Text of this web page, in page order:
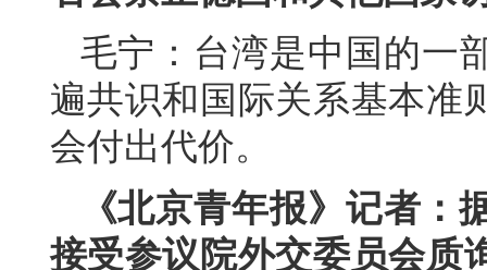
毛宁：台湾是中国的一
遍共识和国际关系基本准
会付出代价。
《北京青年报》记者：
接受参议院外交委员会质